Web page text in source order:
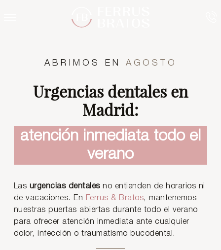
ABRIMOS EN AGOSTO
Urgencias dentales en
Madrid:
atención inmediata todo el
verano
Las urgencias dentalesno entienden de horarios ni
de vacaciones. En Ferrus & Bratos, mantenemos
nuestras puertas abiertas durante todo el verano
para ofrecer atención inmediata ante cualquier
dolor, infección o traumatismo bucodental.